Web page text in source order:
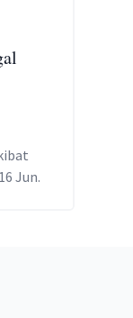
Jun.